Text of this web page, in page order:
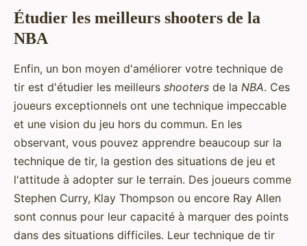
Étudier les meilleurs shooters de la
NBA
Enfin, un bon moyen d'améliorer votre technique de
tir est d'étudier les meilleurs shooters de la NBA. Ces
joueurs exceptionnels ont une technique impeccable
et une vision du jeu hors du commun. En les
observant, vous pouvez apprendre beaucoup sur la
technique de tir, la gestion des situations de jeu et
l'attitude à adopter sur le terrain. Des joueurs comme
Stephen Curry, Klay Thompson ou encore Ray Allen
sont connus pour leur capacité à marquer des points
dans des situations difficiles. Leur technique de tir